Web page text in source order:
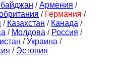
/Армения /
/ Германия /
/ Казахстан / Канада /
/ Молдова / Россия /
/Украина /
/ Эстония